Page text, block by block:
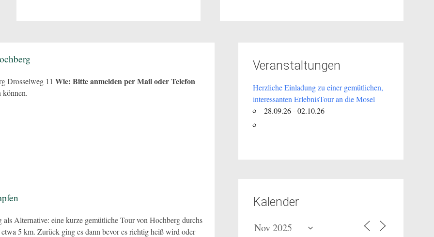
Drosselweg 11 Wie: Bitte anmelden per Mail oder Telefon
können.
Alternative: eine kurze gemütliche Tour von Hochberg durchs
5 km. Zurück ging es dann bevor es richtig heiß wird oder
Veranstaltungen
Herzliche Einladung zu einer gemütlichen,
interessanten ErlebnisTour an die Mosel
28.09.26 - 02.10.26
Kalender